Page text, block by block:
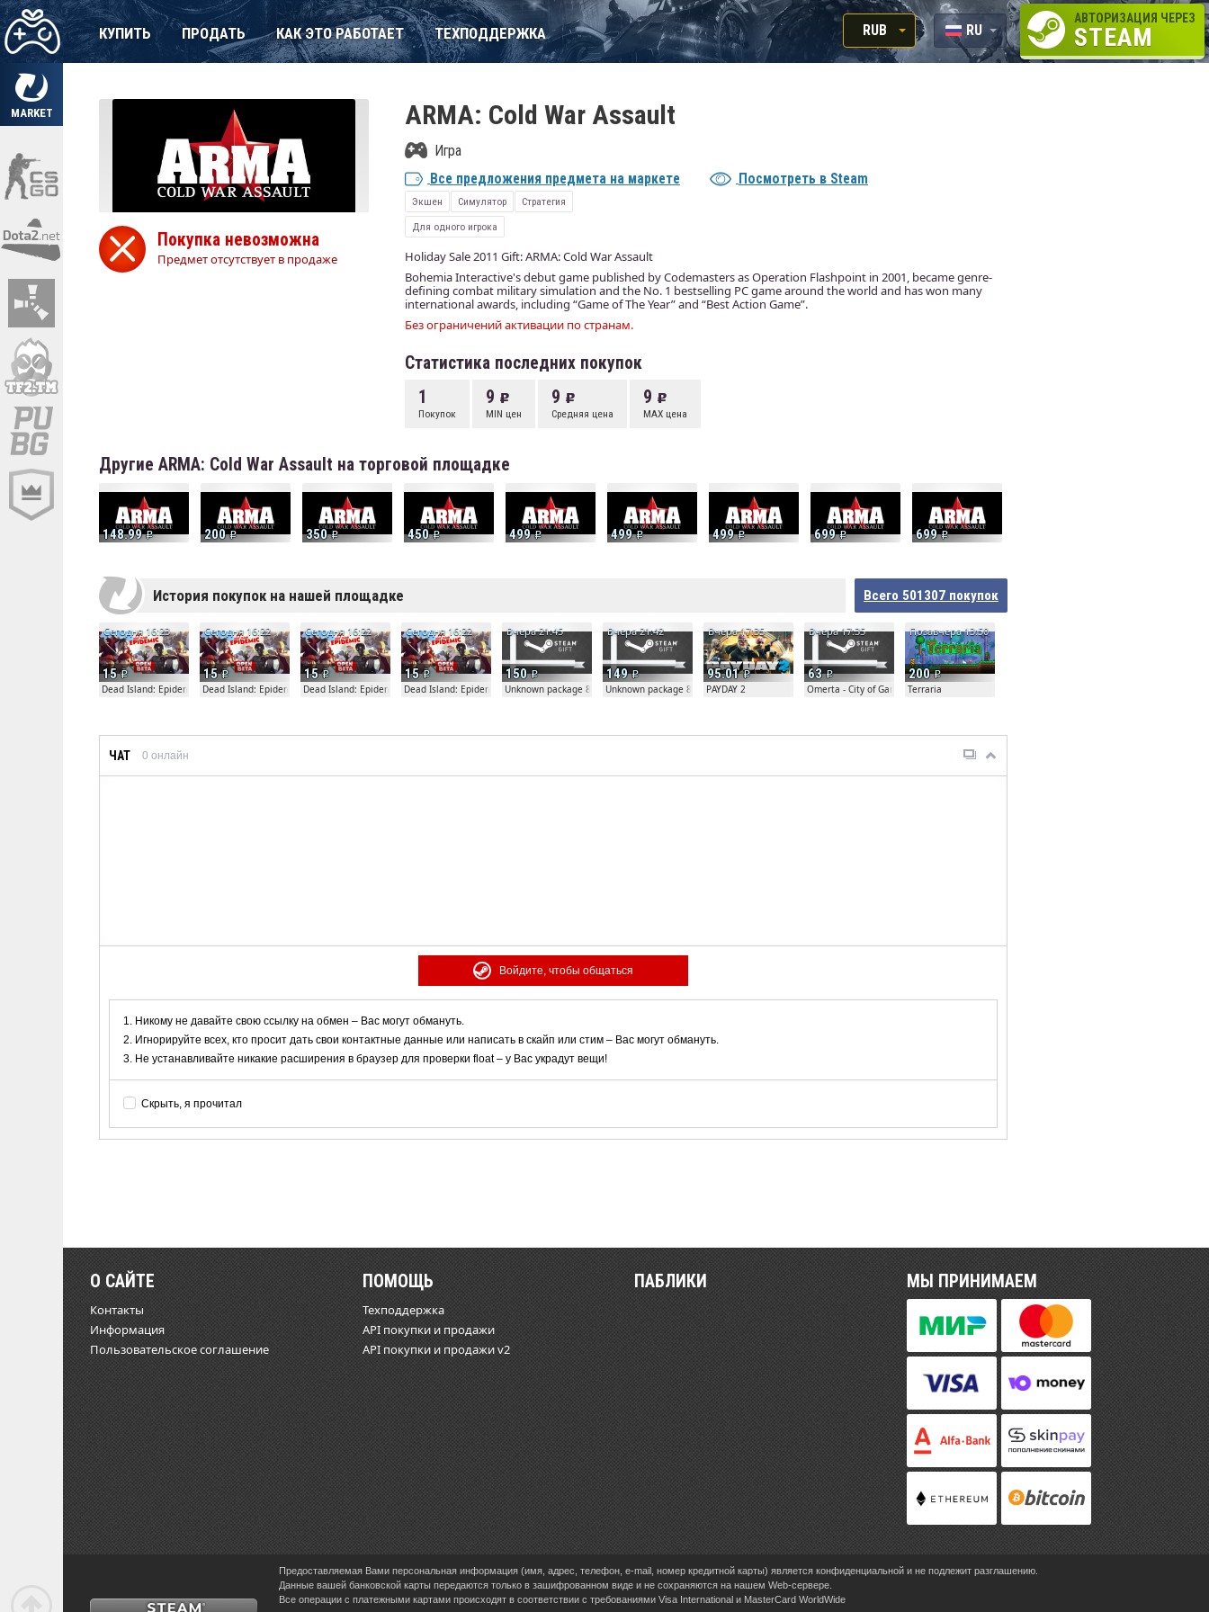
MARKET
КУПИТЬ ПРОДАТЬ КАК ЭТО РАБОТАЕТ ТЕХПОДДЕРЖКА
RUB
RUB
RU
EN
АВТОРИЗАЦИЯ ЧЕРЕЗ
STEAM
Покупка невозможна
Предмет отсутствует в продаже
ARMA: Cold War Assault
Игра
Все предложения предмета на маркете
Посмотреть в Steam
Экшен Симулятор
Стратегия
Для одного игрока
Holiday Sale 2011 Gift: ARMA: Cold War Assault
Bohemia Interactive's debut game published by Codemasters as Operation Flashpoint in 2001, became genre-
defining combat military simulation and the No. 1 bestselling PC game around the world and has won many
international awards, including “Game of The Year” and “Best Action Game”.
Без ограничений активации по странам.
Статистика последних покупок
1
Покупок
9
MIN цен
9
Средняя цена
9
MAX цена
Другие ARMA: Cold War Assault на торговой площадке
148.99 200 350 450 499 499 499 699 699
История покупок на нашей площадке Всего 501307 покупок
15
Сегодня 16:23
Dead Island: Epidemic
15
Сегодня 16:22
Dead Island: Epidemic
15
Сегодня 16:22
Dead Island: Epidemic
15
Сегодня 16:22
Dead Island: Epidemic
150
Вчера 21:45
Unknown package 81804
149
Вчера 21:42
Unknown package 81804
95.01
Вчера 17:35
PAYDAY 2
63
Вчера 17:35
Omerta - City of Gangsters
200
Позавчера 13:50
Terraria
ЧАТ 0 онлайн
Войдите, чтобы общаться
Никому не давайте свою ссылку на обмен – Вас могут обмануть.
Игнорируйте всех, кто просит дать свои контактные данные или написать в скайп или стим – Вас могут обмануть.
Не устанавливайте никакие расширения в браузер для проверки float – у Вас украдут вещи!
Скрыть, я прочитал
О САЙТЕ
Контакты
Информация
Пользовательское соглашение
ПОМОЩЬ
Техподдержка
API покупки и продажи
API покупки и продажи v2
ПАБЛИКИ МЫ ПРИНИМАЕМ
Предоставляемая Вами персональная информация (имя, адрес, телефон, e-mail, номер кредитной карты) является конфиденциальной и не подлежит разглашению.
Данные вашей банковской карты передаются только в зашифрованном виде и не сохраняются на нашем Web-сервере.
Все операции с платежными картами происходят в соответствии с требованиями Visa International и MasterCard WorldWide